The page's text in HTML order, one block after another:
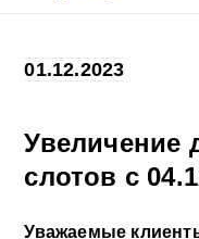
01.12.2023
Увеличение
слотов с
Уважаемые